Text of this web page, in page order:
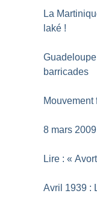
La
laké !
barricades
8 mars
Lire : «
Avril 1939 :